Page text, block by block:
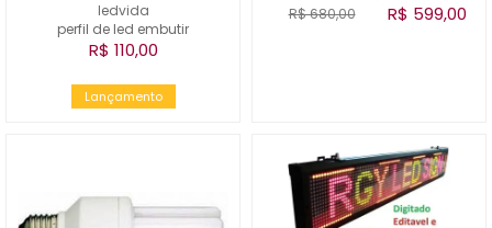
ledvida
perfil de led embutir
R$ 110,00
Lançamento
R$ 680,00 R$ 599,00